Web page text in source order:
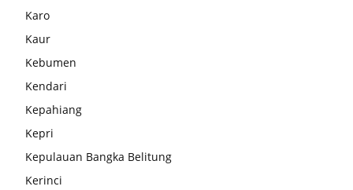
Karo
Kaur
Kebumen
Kendari
Kepahiang
Kepri
Kepulauan Bangka Belitung
Kerinci